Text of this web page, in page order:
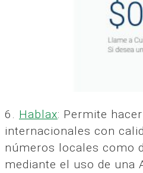
6. Hablax: Permite
internacionales con
números locales como
mediante el uso de una